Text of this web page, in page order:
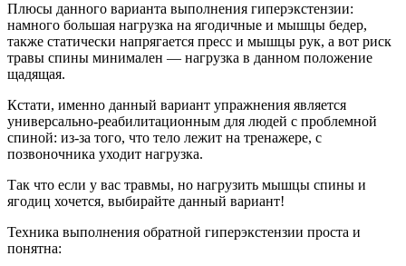
Плюсы данного варианта выполнения гиперэкстензии:
намного большая нагрузка на ягодичные и мышцы бедер,
также статически напрягается пресс и мышцы рук, а вот риск
травы спины минимален — нагрузка в данном положение
щадящая.
Кстати, именно данный вариант упражнения является
универсально-реабилитационным для людей с проблемной
спиной: из-за того, что тело лежит на тренажере, с
позвоночника уходит нагрузка.
Так что если у вас травмы, но нагрузить мышцы спины и
ягодиц хочется, выбирайте данный вариант!
Техника выполнения обратной гиперэкстензии проста и
понятна: